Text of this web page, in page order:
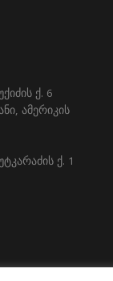
ქ. 6
ამერიკის
ქ. 1